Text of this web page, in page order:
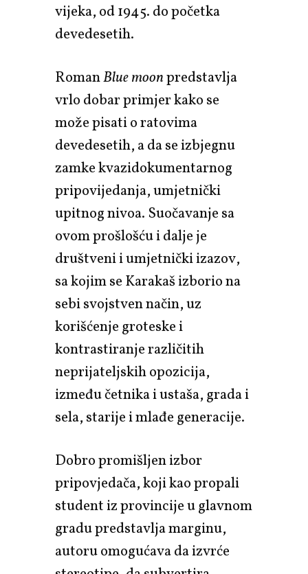
vijeka, od 1945. do početka
devedesetih.
RomanBlue moonpredstavlja
vrlo dobar primjer kako se
može pisati o ratovima
devedesetih, a da se izbjegnu
zamke kvazidokumentarnog
pripovijedanja, umjetnički
upitnog nivoa. Suočavanje sa
ovom prošlošću i dalje je
društveni i umjetnički izazov,
sa kojim se Karakaš izborio na
sebi svojstven način, uz
korišćenje groteske i
kontrastiranje različitih
neprijateljskih opozicija,
između četnika i ustaša, grada i
sela, starije i mlađe generacije.
Dobro promišljen izbor
pripovjedača, koji kao propali
student iz provincije u glavnom
gradu predstavlja marginu,
autoru omogućava da izvrće